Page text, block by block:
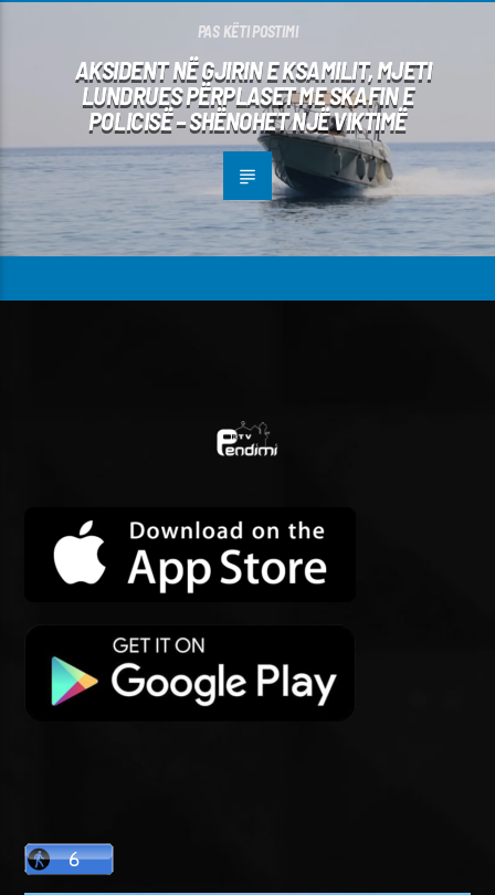
PAS KËTI POSTIMI
AKSIDENT NË GJIRIN E KSAMILIT, MJETI
LUNDRUES PËRPLASET ME SKAFIN E
POLICISË – SHËNOHET NJË VIKTIMË